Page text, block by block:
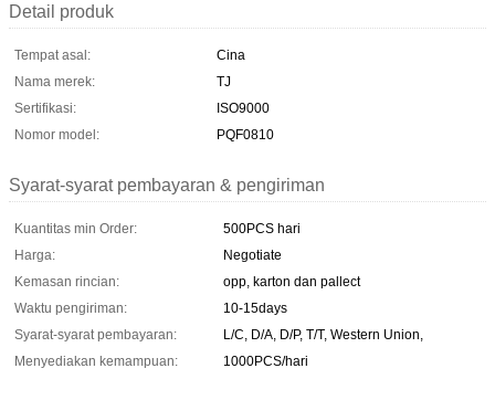
Detail produk
Tempat asal:
Cina
Nama merek:
TJ
Sertifikasi:
ISO9000
Nomor model:
PQF0810
Syarat-syarat pembayaran & pengiriman
Kuantitas min Order:
500PCS hari
Harga:
Negotiate
Kemasan rincian:
opp, karton dan pallect
Waktu pengiriman:
10-15days
Syarat-syarat pembayaran:
L/C, D/A, D/P, T/T, Western Union,
Menyediakan kemampuan:
1000PCS/hari